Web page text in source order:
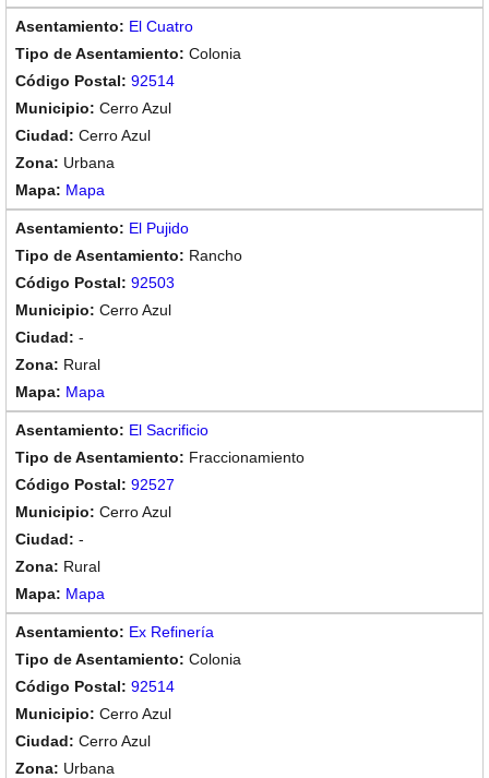
El Cuatro
Colonia
92514
Cerro Azul
Cerro Azul
Urbana
Mapa
El Pujido
Rancho
92503
Cerro Azul
-
Rural
Mapa
El Sacrificio
Fraccionamiento
92527
Cerro Azul
-
Rural
Mapa
Ex Refinería
Colonia
92514
Cerro Azul
Cerro Azul
Urbana